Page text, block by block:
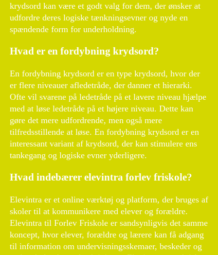
krydsord kan være et godt valg for dem, der ønsker at
udfordre deres logiske tænkningsevner og nyde en
spændende form for underholdning.
Hvad er en fordybning krydsord?
En fordybning krydsord er en type krydsord, hvor der
er flere niveauer afledetråde, der danner et hierarki.
Ofte vil svarene på ledetråde på et lavere niveau hjælpe
med at løse ledetråde på et højere niveau. Dette kan
gøre det mere udfordrende, men også mere
tilfredsstillende at løse. En fordybning krydsord er en
interessant variant af krydsord, der kan stimulere ens
tankegang og logiske evner yderligere.
Hvad indebærer elevintra forlev friskole?
Elevintra er et online værktøj og platform, der bruges af
skoler til at kommunikere med elever og forældre.
Elevintra til Forlev Friskole er sandsynligvis det samme
koncept, hvor elever, forældre og lærere kan få adgang
til information om undervisningsskemaer, beskeder og